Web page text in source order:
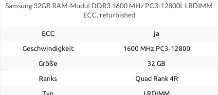
Samsung 32GB RAM-Modul DDR3 1600 MHz PC3-12800L LRDIMM
ECC, refurbished
ECC
ja
Geschwindigkeit
1600 MHz PC3‑12800
Größe
32 GB
Ranks
Quad Rank 4R